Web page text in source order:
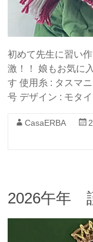
初めて先生に習い
激！！ 娘もお気に
す 使用糸 : タス
号 デザイン : モタ
CasaERBA
2026午年